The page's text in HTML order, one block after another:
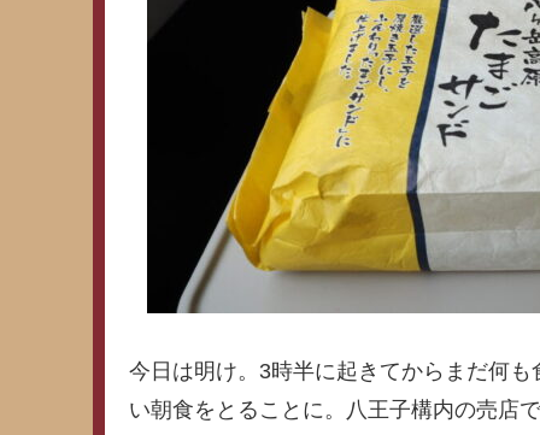
今日は明け。3時半に起きてからまだ何
い朝食をとることに。八王子構内の売店